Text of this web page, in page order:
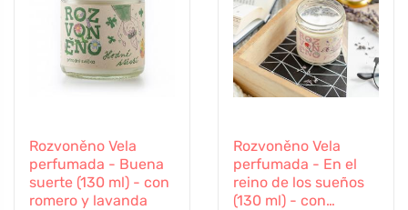
Rozvoněno Vela
perfumada - Buena
suerte (130 ml) - con
romero y lavanda
Rozvoněno Vela
perfumada - En el
reino de los sueños
(130 ml) - con